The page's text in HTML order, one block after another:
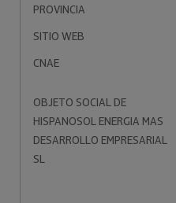
PROVINCIA
SITIO WEB
CNAE
OBJETO SOCIAL DE
HISPANOSOL ENERGIA MAS
DESARROLLO EMPRESARIAL
SL